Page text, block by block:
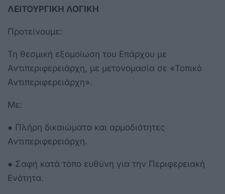
ΛΕΙΤΟΥΡΓΙΚΗ ΛΟΓΙΚΗ
Προτείνουμε:
Τη θεσμική εξομοίωση του Επάρχου με
Αντιπεριφερειάρχη, με μετονομασία σε «Τοπικό
Αντιπεριφερειάρχη».
Με:
● Πλήρη δικαιώματα και αρμοδιότητες
Αντιπεριφερειάρχη.
● Σαφή κατά τόπο ευθύνη για την Περιφερειακή
Ενότητα.